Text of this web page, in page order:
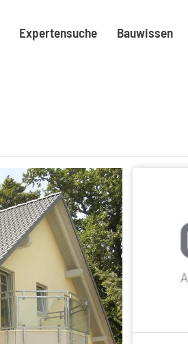
Expertensuche Bauwissen